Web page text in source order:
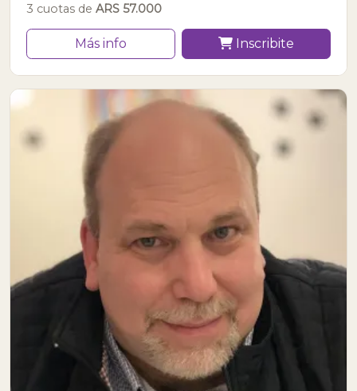
3 cuotas de ARS 57.000
Más info Inscribite